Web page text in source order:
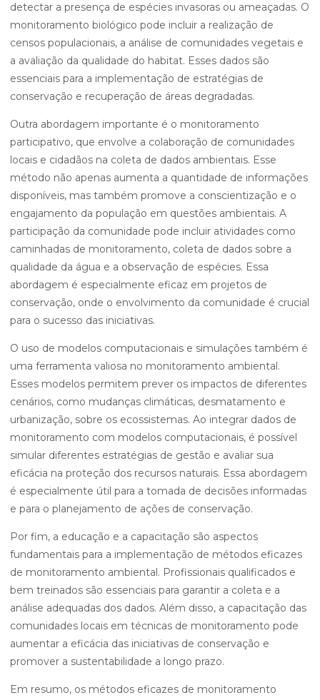
detectar a presença de espécies invasoras ou ameaçadas. O
monitoramento biológico pode incluir a realização de
censos populacionais, a análise de comunidades vegetais e
a avaliação da qualidade do habitat. Esses dados são
essenciais para a implementação de estratégias de
conservação e recuperação de áreas degradadas.
Outra abordagem importante é o monitoramento
participativo, que envolve a colaboração de comunidades
locais e cidadãos na coleta de dados ambientais. Esse
método não apenas aumenta a quantidade de informações
disponíveis, mas também promove a conscientização e o
engajamento da população em questões ambientais. A
participação da comunidade pode incluir atividades como
caminhadas de monitoramento, coleta de dados sobre a
qualidade da água e a observação de espécies. Essa
abordagem é especialmente eficaz em projetos de
conservação, onde o envolvimento da comunidade é crucial
para o sucesso das iniciativas.
O uso de modelos computacionais e simulações também é
uma ferramenta valiosa no monitoramento ambiental.
Esses modelos permitem prever os impactos de diferentes
cenários, como mudanças climáticas, desmatamento e
urbanização, sobre os ecossistemas. Ao integrar dados de
monitoramento com modelos computacionais, é possível
simular diferentes estratégias de gestão e avaliar sua
eficácia na proteção dos recursos naturais. Essa abordagem
é especialmente útil para a tomada de decisões informadas
e para o planejamento de ações de conservação.
Por fim, a educação e a capacitação são aspectos
fundamentais para a implementação de métodos eficazes
de monitoramento ambiental. Profissionais qualificados e
bem treinados são essenciais para garantir a coleta e a
análise adequadas dos dados. Além disso, a capacitação das
comunidades locais em técnicas de monitoramento pode
aumentar a eficácia das iniciativas de conservação e
promover a sustentabilidade a longo prazo.
Em resumo, os métodos eficazes de monitoramento